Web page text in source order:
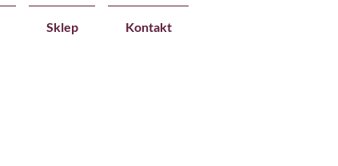
Sklep Kontakt